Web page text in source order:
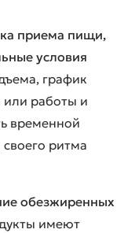
приема пищи,
условия
график
или работы и
временной
ритма
обезжиренных
имеют